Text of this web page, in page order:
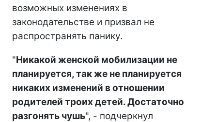
возможных изменениях в
законодательстве и призвал не
распространять панику.
"Никакой женской мобилизации не
планируется, так же не планируется
никаких изменений в отношении
родителей троих детей. Достаточно
разгонять чушь", - подчеркнул